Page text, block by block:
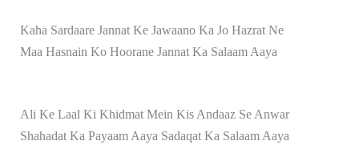
Kaha Sardaare Jannat Ke Jawaano Ka Jo Hazrat Ne
Maa Hasnain Ko Hoorane Jannat Ka Salaam Aaya
Ali Ke Laal Ki Khidmat Mein Kis Andaaz Se Anwar
Shahadat Ka Payaam Aaya Sadaqat Ka Salaam Aaya